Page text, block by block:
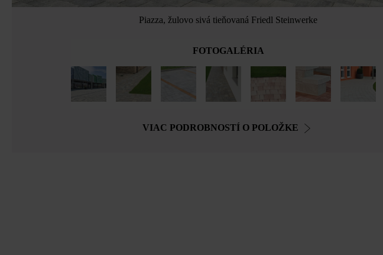
Piazza, žulovo sivá tieňovaná Friedl Steinwerke
FOTOGALÉRIA
VIAC PODROBNOSTÍ O POLOŽKE